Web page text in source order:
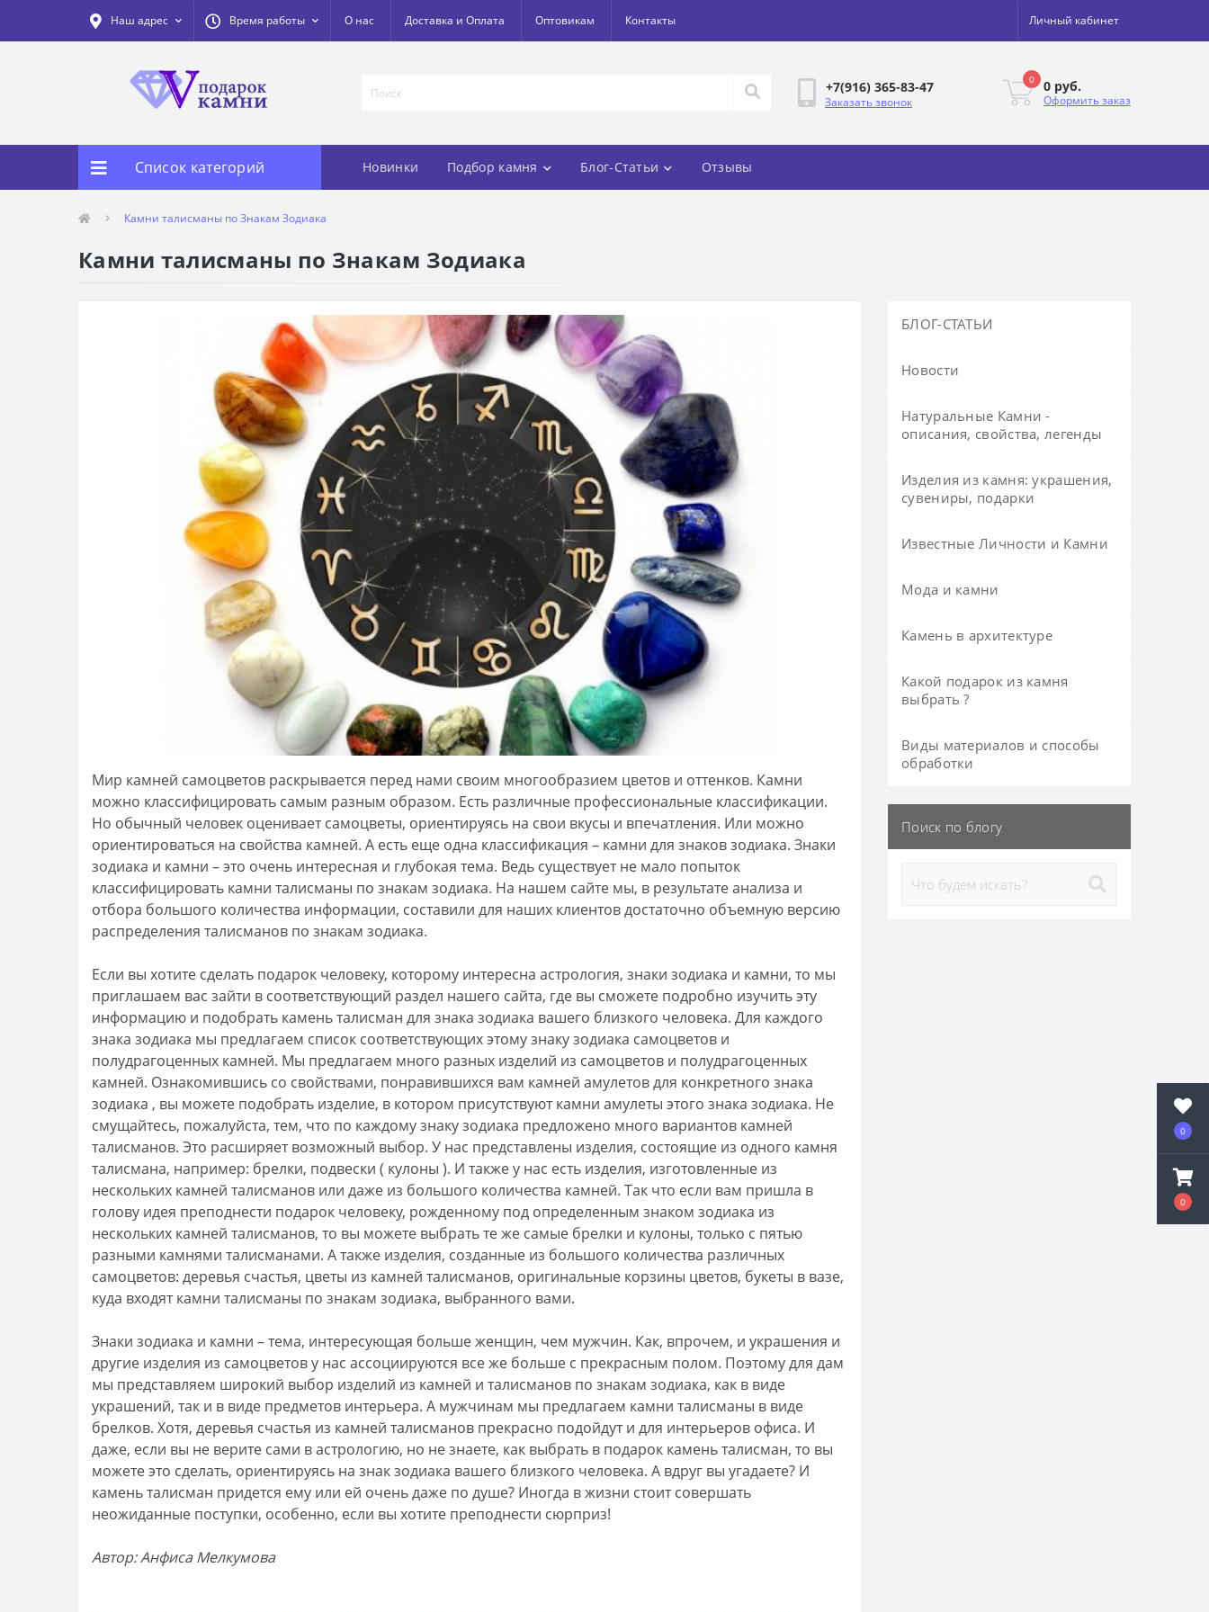
0
0
Наш адрес Время работы О нас Доставка и Оплата Оптовикам Контакты Личный кабинет
+7(916) 365-83-47
Заказать звонок
0 0 руб.
Оформить заказ
Список категорий Новинки Подбор камня Блог-Статьи Отзывы
Камни талисманы по Знакам Зодиака
Камни талисманы по Знакам Зодиака
Мир камней самоцветов раскрывается перед нами своим многообразием цветов и оттенков. Камни
можно классифицировать самым разным образом. Есть различные профессиональные классификации.
Но обычный человек оценивает самоцветы, ориентируясь на свои вкусы и впечатления. Или можно
ориентироваться на свойства камней. А есть еще одна классификация – камни для знаков зодиака. Знаки
зодиака и камни – это очень интересная и глубокая тема. Ведь существует не мало попыток
классифицировать камни талисманы по знакам зодиака. На нашем сайте мы, в результате анализа и
отбора большого количества информации, составили для наших клиентов достаточно объемную версию
распределения талисманов по знакам зодиака.
Если вы хотите сделать подарок человеку, которому интересна астрология, знаки зодиака и камни, то мы
приглашаем вас зайти в соответствующий раздел нашего сайта, где вы сможете подробно изучить эту
информацию и подобрать камень талисман для знака зодиака вашего близкого человека. Для каждого
знака зодиака мы предлагаем список соответствующих этому знаку зодиака самоцветов и
полудрагоценных камней. Мы предлагаем много разных изделий из самоцветов и полудрагоценных
камней. Ознакомившись со свойствами, понравившихся вам камней амулетов для конкретного знака
зодиака , вы можете подобрать изделие, в котором присутствуют камни амулеты этого знака зодиака. Не
смущайтесь, пожалуйста, тем, что по каждому знаку зодиака предложено много вариантов камней
талисманов. Это расширяет возможный выбор. У нас представлены изделия, состоящие из одного камня
талисмана, например: брелки, подвески ( кулоны ). И также у нас есть изделия, изготовленные из
нескольких камней талисманов или даже из большого количества камней. Так что если вам пришла в
голову идея преподнести подарок человеку, рожденному под определенным знаком зодиака из
нескольких камней талисманов, то вы можете выбрать те же самые брелки и кулоны, только с пятью
разными камнями талисманами. А также изделия, созданные из большого количества различных
самоцветов: деревья счастья, цветы из камней талисманов, оригинальные корзины цветов, букеты в вазе,
куда входят камни талисманы по знакам зодиака, выбранного вами.
Знаки зодиака и камни – тема, интересующая больше женщин, чем мужчин. Как, впрочем, и украшения и
другие изделия из самоцветов у нас ассоциируются все же больше с прекрасным полом. Поэтому для дам
мы представляем широкий выбор изделий из камней и талисманов по знакам зодиака, как в виде
украшений, так и в виде предметов интерьера. А мужчинам мы предлагаем камни талисманы в виде
брелков. Хотя, деревья счастья из камней талисманов прекрасно подойдут и для интерьеров офиса. И
даже, если вы не верите сами в астрологию, но не знаете, как выбрать в подарок камень талисман, то вы
можете это сделать, ориентируясь на знак зодиака вашего близкого человека. А вдруг вы угадаете? И
камень талисман придется ему или ей очень даже по душе? Иногда в жизни стоит совершать
неожиданные поступки, особенно, если вы хотите преподнести сюрприз!
Автор: Анфиса Мелкумова
БЛОГ-СТАТЬИ
Новости
Натуральные Камни -
описания, свойства, легенды
Изделия из камня: украшения,
сувениры, подарки
Известные Личности и Камни
Мода и камни
Камень в архитектуре
Какой подарок из камня
выбрать ?
Виды материалов и способы
обработки
Поиск по блогу